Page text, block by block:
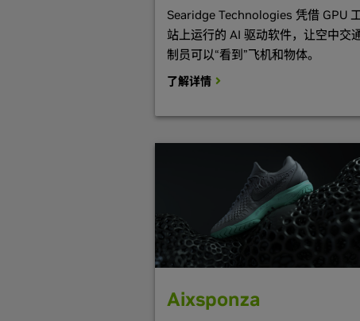
Searidge Technologies 凭借 GPU
站上运行的 AI 驱动软件，让空中交
制员可以“看到”飞机和物体。
了解详情
Aixsponza